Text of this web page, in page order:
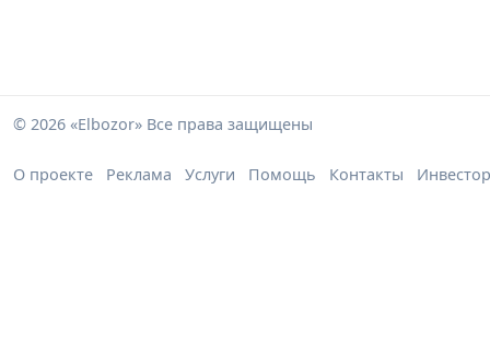
© 2026 «Elbozor» Все права защищены
О проекте Реклама Услуги Помощь Контакты